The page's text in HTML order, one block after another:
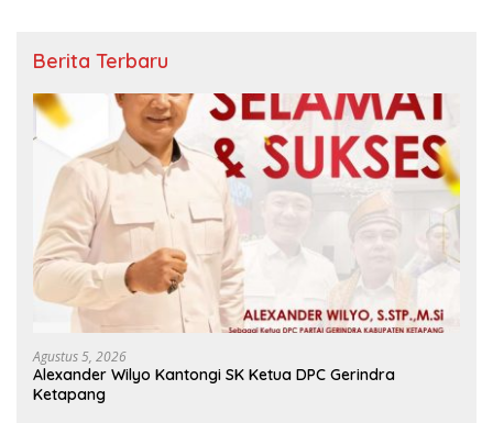
Berita Terbaru
Agustus 5, 2026
Alexander Wilyo Kantongi SK Ketua DPC Gerindra
Ketapang